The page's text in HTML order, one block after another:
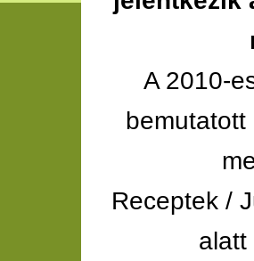
A 2010-
bemutatott
Receptek /
alatt